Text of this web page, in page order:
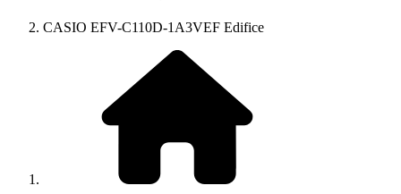
CASIO EFV-C110D-1A3VEF Edifice